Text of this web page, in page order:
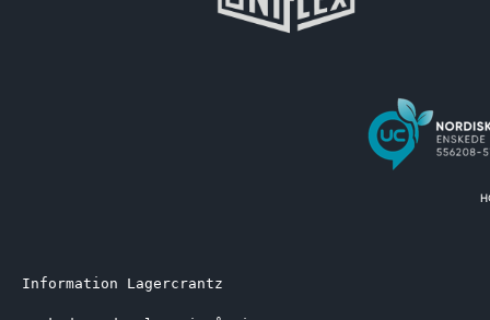
Information Lagercrantz